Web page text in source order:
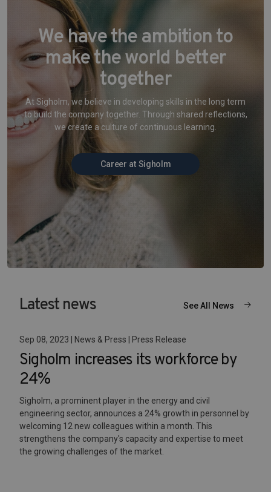
We have the ambition to
make the world better
together
At Sigholm, we believe in developing skills in the long term
to build the company together. Through shared reflections,
we create a culture of continuous learning.
Career at Sigholm
Latest news See All News
Sep 08, 2023 | News & Press | Press Release
Sigholm increases its workforce by
24%
Sigholm, a prominent player in the energy and civil
engineering sector, announces a 24% growth in personnel by
welcoming 12 new colleagues within a month. This
strengthens the company's capacity and expertise to meet
the growing challenges of the market.